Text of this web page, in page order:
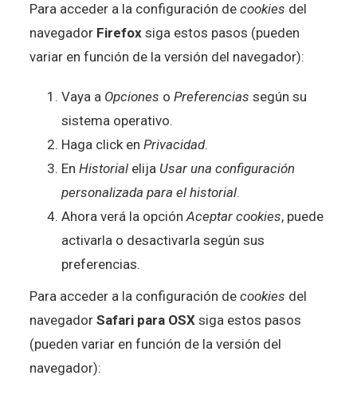
Para acceder a la configuración decookies del
navegador Firefox siga estos pasos (pueden
variar en función de la versión del navegador):
Vaya a Opciones oPreferencias según su
sistema operativo.
Haga click enPrivacidad.
EnHistorial elija Usar una configuración
personalizada para el historial.
Ahora verá la opciónAceptar cookies, puede
activarla o desactivarla según sus
preferencias.
Para acceder a la configuración decookies del
navegadorSafari para OSX siga estos pasos
(pueden variar en función de la versión del
navegador):